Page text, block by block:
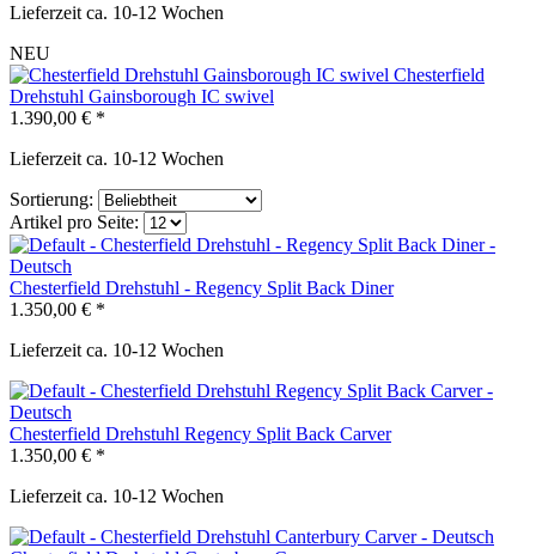
Lieferzeit ca. 10-12 Wochen
NEU
Chesterfield
Drehstuhl Gainsborough IC swivel
1.390,00 € *
Lieferzeit ca. 10-12 Wochen
Sortierung:
Artikel pro Seite:
Chesterfield Drehstuhl - Regency Split Back Diner
1.350,00 € *
Lieferzeit ca. 10-12 Wochen
Chesterfield Drehstuhl Regency Split Back Carver
1.350,00 € *
Lieferzeit ca. 10-12 Wochen